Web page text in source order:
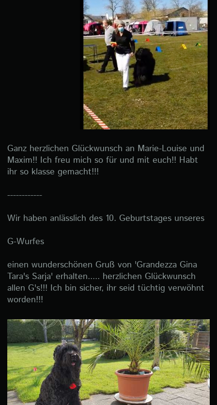
Ganz herzlichen Glückwunsch an Marie-Louise und
Maxim!! Ich freu mich so für und mit euch!! Habt
ihr so klasse gemacht!!!
------------
Wir haben anlässlich des 10. Geburtstages unseres
G-Wurfes
einen wunderschönen Gruß von 'Grandezza Gina
Tara's Sarja' erhalten..... herzlichen Glückwunsch
allen G's!!! Ich bin sicher, ihr seid tüchtig verwöhnt
worden!!!